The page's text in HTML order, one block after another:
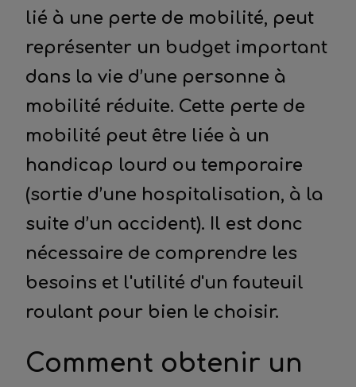
lié à une perte de mobilité, peut
représenter un budget important
dans la vie d’une personne à
mobilité réduite. Cette perte de
mobilité peut être liée à un
handicap lourd ou temporaire
(sortie d’une hospitalisation, à la
suite d’un accident). Il est donc
nécessaire de comprendre les
besoins et l'utilité d'un fauteuil
roulant pour bien le choisir.
Comment obtenir un